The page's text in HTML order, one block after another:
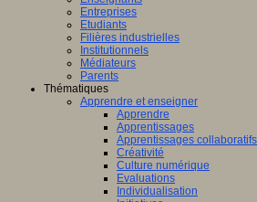
Entreprises
Etudiants
Filières industrielles
Institutionnels
Médiateurs
Parents
Thématiques
Apprendre et enseigner
Apprendre
Apprentissages
Apprentissages collaboratifs
Créativité
Culture numérique
Evaluations
Individualisation